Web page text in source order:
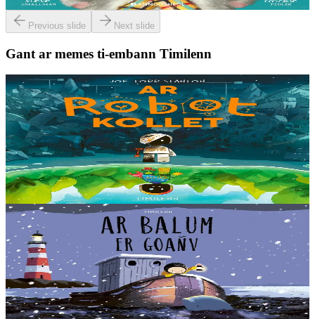
Er stok13,00 €
Previous slide Next slide
Gant ar memes ti-embann Timilenn
8 vloaz hag ouzhpenn
Timilenn
Ar Robot kollet
E kreiz-kreiz un toull-lastez... ez eus ur robotig torret o tihuniñ. N’en
deus ket soñj eus pelec’h eo deuet nag abaoe pegeit emañ aze, met
gouzout a ra n’eo...
Er stok 14,00 €
3 bloaz hag ouzhpenn
Timilenn
Ar Balum er goañv
En hañv paseet, en doa saveteet Nolig ur balumig a oa bet taolet war
an traezh. Bremañ p'emañ ar goañv o tostaat ez eus mall war Nolig
da welout e vignon en-dro....